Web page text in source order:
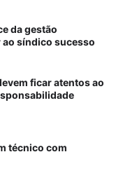
da gestão
síndico sucesso
ficar atentos ao
técnico com